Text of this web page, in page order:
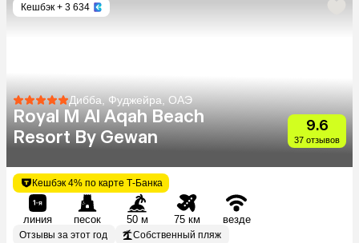
Кешбэк + 3 634
Дибба, Фуджейра, ОАЭ
Royal M Al Aqah Beach
Resort By Gewan
9.6
37 отзывов
Кешбэк 4% по карте Т-Банка
линия песок 50 м 75 км везде
Отзывы за этот год Собственный пляж